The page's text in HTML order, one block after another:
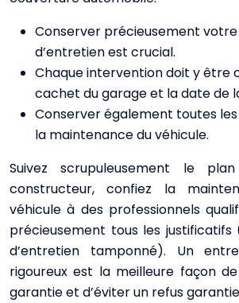
Conserver précieusement
d’entretien est crucial.
Chaque intervention doit y être
cachet du garage et la date de
Conserver également toutes
la maintenance du véhicule.
Suivez scrupuleusement le
constructeur, confiez la
véhicule à des professionnels
précieusement tous les
d’entretien tamponné). Un
rigoureux est la meilleure façon
garantie et d’éviter un refus